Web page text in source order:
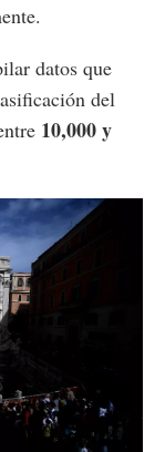
datos que
del
10,000 y